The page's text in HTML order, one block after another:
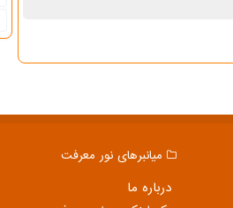
میانبرهای نور معرفت
درباره ما